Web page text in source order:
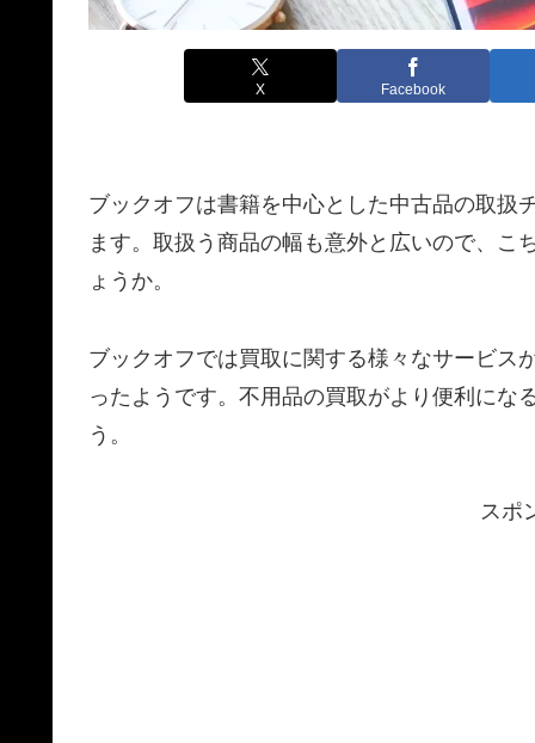
X Facebook
ブックオフは書籍を中心とした中古品の取扱
ます。取扱う商品の幅も意外と広いので、こ
ょうか。
ブックオフでは買取に関する様々なサービス
ったようです。不用品の買取がより便利にな
う。
スポ